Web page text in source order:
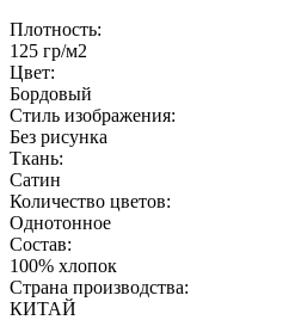
Плотность:
125 гр/м2
Цвет:
Бордовый
Стиль изображения:
Без рисунка
Ткань:
Сатин
Количество цветов:
Однотонное
Состав:
100% хлопок
Страна производства:
КИТАЙ